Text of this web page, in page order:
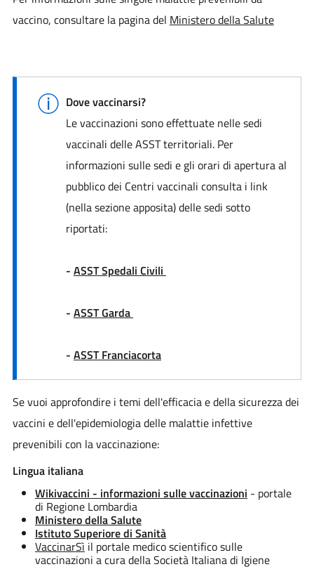
vaccino, consultare la pagina del Ministero della Salute
Dove vaccinarsi?
Le vaccinazioni sono effettuate nelle sedi
vaccinali delle ASST territoriali. Per
informazioni sulle sedi e gli orari di apertura al
pubblico dei Centri vaccinali consulta i link
(nella sezione apposita) delle sedi sotto
riportati:
- ASST Spedali Civili
- ASST Garda
- ASST Franciacorta
Se vuoi approfondire i temi dell'efficacia e della sicurezza dei
vaccini e dell'epidemiologia delle malattie infettive
prevenibili con la vaccinazione:
Lingua italiana
Wikivaccini - informazioni sulle vaccinazioni - portale
di Regione Lombardia
Ministero della Salute
Istituto Superiore di Sanità
VaccinarSì il portale medico scientifico sulle
vaccinazioni a cura della Società Italiana di Igiene